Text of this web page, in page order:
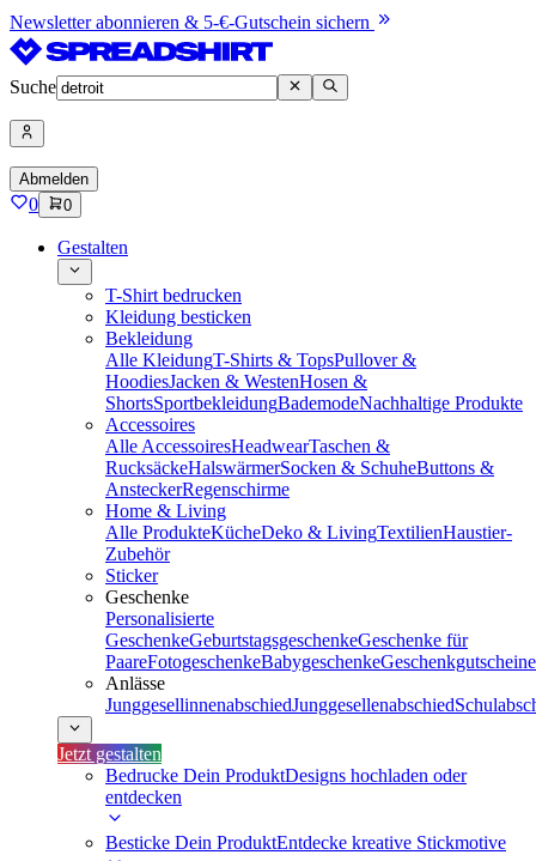
Newsletter abonnieren & 5-€-Gutschein sichern
Suche
Abmelden
0 0
Gestalten
T-Shirt bedrucken
Kleidung besticken
Bekleidung
Alle KleidungT-Shirts & TopsPullover &
HoodiesJacken & WestenHosen &
ShortsSportbekleidungBademodeNachhaltige Produkte
Accessoires
Alle AccessoiresHeadwearTaschen &
RucksäckeHalswärmerSocken & SchuheButtons &
AnsteckerRegenschirme
Home & Living
Alle ProdukteKücheDeko & LivingTextilienHaustier-
Zubehör
Sticker
Geschenke
Personalisierte
GeschenkeGeburtstagsgeschenkeGeschenke für
PaareFotogeschenkeBabygeschenkeGeschenkgutscheine
Anlässe
JunggesellinnenabschiedJunggesellenabschied
Jetzt gestalten
Bedrucke Dein ProduktDesigns hochladen oder
entdecken
Besticke Dein ProduktEntdecke kreative Stickmotive